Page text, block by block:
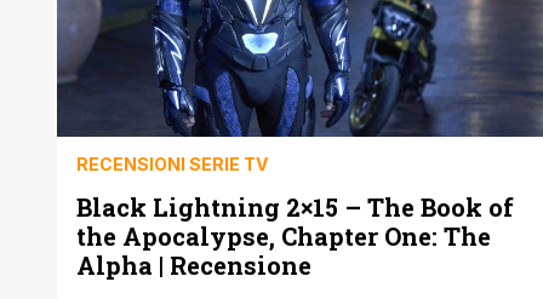
RECENSIONI SERIE TV
Black Lightning 2×15 – The Book of
the Apocalypse, Chapter One: The
Alpha | Recensione